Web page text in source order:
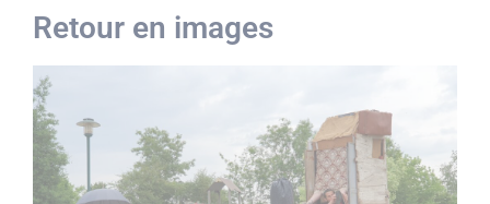
Retour en images